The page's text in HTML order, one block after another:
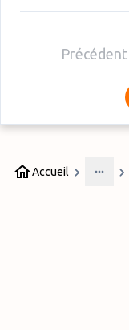
Précédent
Accueil
More